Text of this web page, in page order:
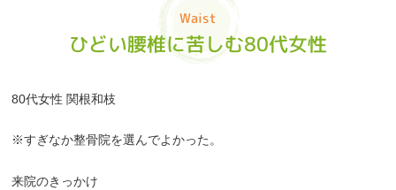
Waist
ひどい腰椎に苦しむ80代女性
80代女性 関根和枝
※すぎなか整骨院を選んでよかった。
来院のきっかけ